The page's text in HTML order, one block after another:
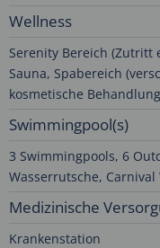
Wellness
Serenity Bereich (Zutritt
Sauna, Spabereich
kosmetische
Swimmingpool(s)
3 Swimmingpools, 6
Wasserrutsche,
Medizinische
Krankenstation